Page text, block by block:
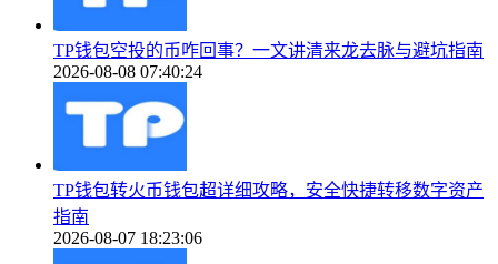
TP钱包空投的币咋回事？一文讲清来龙去脉与避坑指南
2026-08-08 07:40:24
TP钱包转火币钱包超详细攻略，安全快捷转移数字资产
指南
2026-08-07 18:23:06